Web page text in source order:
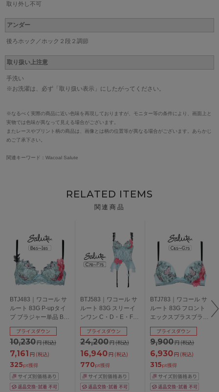
取り外し不可
アンダー
後ろホック／ホック２段２調節
取り扱い上注意
手洗い
※お洗濯は、必ず「取り扱い表示」にしたがってください。
※なるべく実際の商品に近い色味を再現しておりますが、モニター等の条件により、画面上と
実物では色味が異なって見える場合がございます。
またレースやプリント柄の商品は、画像とは柄の位置等が異なる場合がございます。あらかじ
めご了承下さい。
関連キーワード：Wacoal Salute
RELATED ITEMS
関連商品
BTJ483｜ワコール サ
ルート 83G P-upタイ
プ ブラジャー単品 B・
C・D・E・F・G・
H・Iカップ/アンダー
65・70・75・80・
85cm
10,230円(税込)
プライスダウン
7,161 円 (税込)
325pt獲得
BTJ583｜ワコール サ
ルート 83G スリーイ
ンワン C・D・E・Fカ
ップ/アンダー65・
70・75cm
24,200円(税込)
プライスダウン
16,940円 (税込)
770pt獲得
BTJ783｜ワコール サ
ルート 83G フロント
エックスプラスブラ
ブラジャー単品 C ・
D・E・F・Gカップ/ア
ンダー65・70・75cm
9,900円(税込)
プライスダウン
6,930円 (税込)
315pt獲得